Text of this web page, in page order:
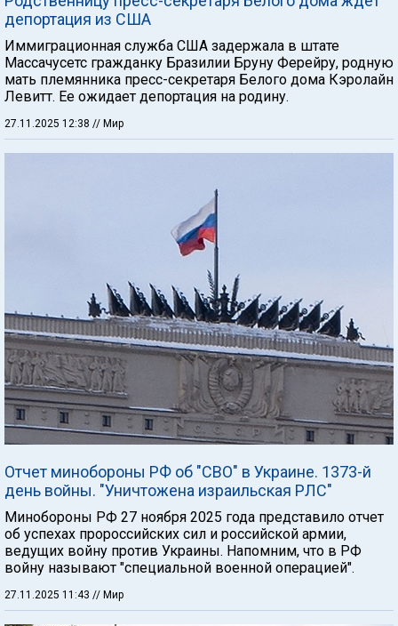
депортация из США
Иммиграционная служба США задержала в штате
Массачусетс гражданку Бразилии Бруну Ферейру, родную
мать племянника пресс-секретаря Белого дома Кэролайн
Левитт. Ее ожидает депортация на родину.
27.11.2025 12:38 // Мир
Отчет минобороны РФ об "СВО" в Украине. 1373-й
день войны. "Уничтожена израильская РЛС"
Минобороны РФ 27 ноября 2025 года представило отчет
об успехах пророссийских сил и российской армии,
ведущих войну против Украины. Напомним, что в РФ
войну называют "специальной военной операцией".
27.11.2025 11:43 // Мир